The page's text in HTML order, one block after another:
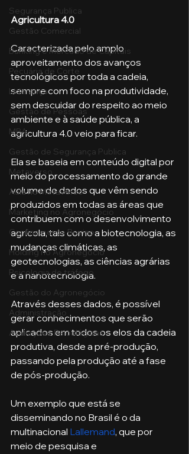
Segurança Publica
Gestão Comercial
Banking e Mercado de Capitais
Pecuária de Corte
Liderança
Gestão de Pessoas
MBA
Gestão de Segurança Publica
Metaverso
Aula no Metaverso
Marketing no Agronegócio
Confinamento Bovino
Holding no Agronegócio
Psicologia de tráfego
Gestão do Agronegócio
Administração
Avaliações Psicológicas
Agricultura 4.0
Caracterizada pelo amplo
aproveitamento dos avanços
tecnológicos por toda a cadeia,
sempre com foco na produtividade,
sem descuidar do respeito ao meio
ambiente e à saúde pública, a
agricultura 4.0 veio para ficar.
Ela se baseia em conteúdo digital por
meio do processamento do grande
volume de dados que vêm sendo
produzidos em todas as áreas que
contribuem com o desenvolvimento
agrícola, tais como a biotecnologia, as
mudanças climáticas, as
geotecnologias, as ciências agrárias
e a nanotecnologia.
Através desses dados, é possível
gerar conhecimentos que serão
aplicados em todos os elos da cadeia
produtiva, desde a pré-produção,
passando pela produção até a fase
de pós-produção.
Um exemplo que está se
disseminando no Brasil é o da
multinacional Lallemand, que por
meio de pesquisa e